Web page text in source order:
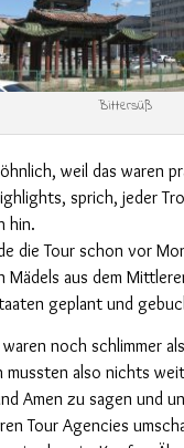
Bittersüß
weil das waren
sprich, jeder
hin.
die Tour schon vor
Mädels aus dem
geplant und
noch schlimmer
mussten also nichts
Amen zu sagen und
Tour Agencies